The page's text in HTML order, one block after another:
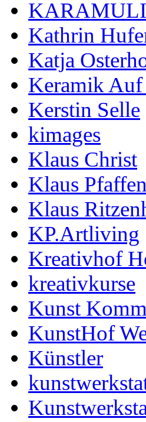
Kathrin
Katja
Keramik Auf
Kerstin Selle
kimages
Klaus Christ
Klaus
Klaus
KP.Artliving
Kreativhof
kreativkurse
Kunst
KunstHof
Künstler